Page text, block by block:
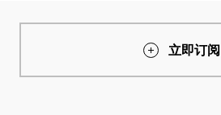
立即订阅